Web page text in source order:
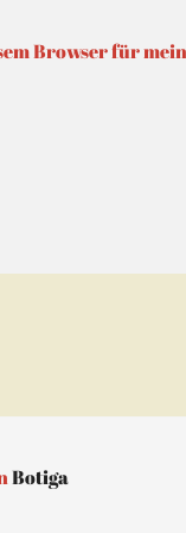
Browser für
Botiga